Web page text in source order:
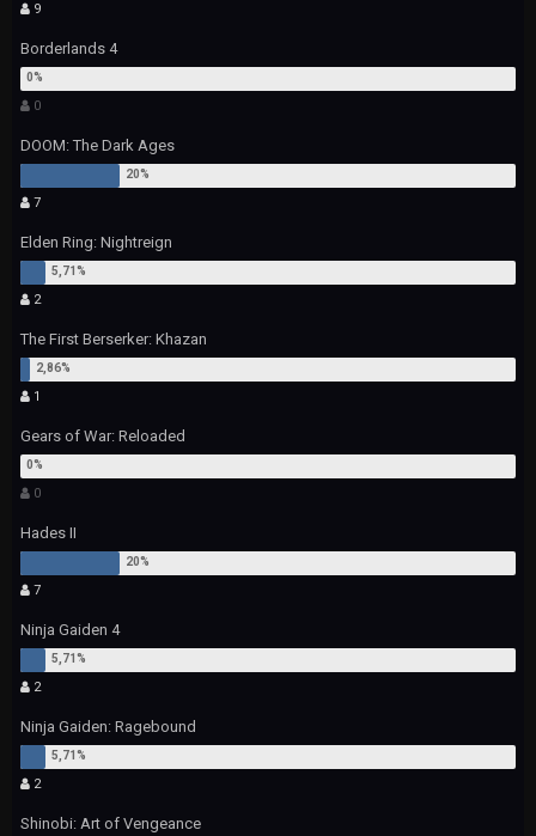
9
Borderlands 4
0
DOOM: The Dark Ages
7
Elden Ring: Nightreign
2
The First Berserker: Khazan
1
Gears of War: Reloaded
0
Hades II
7
Ninja Gaiden 4
2
Ninja Gaiden: Ragebound
2
Shinobi: Art of Vengeance